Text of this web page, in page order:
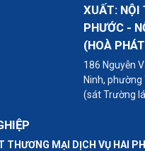
XUẤT: NỘI
PHƯỚC -
(HOÀ
186 Nguyễn
Ninh,
(sát Trường
THƯƠNG MẠI DỊCH VỤ HAI